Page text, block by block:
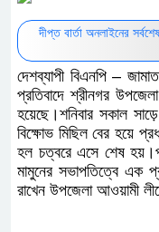
দীপ্ত বার্তা অনলাইনের
দেশব্যাপী বিএনপি –
প্রতিবাদে শ্রীনগর
হয়েছে।শনিবার সকাল
বিক্ষোভ মিছিল বের হয়ে
হল চত্বরে এসে শেষ
মামুনের সভাপতিত্বে এক
রাখেন উপজেলা আওয়ামী